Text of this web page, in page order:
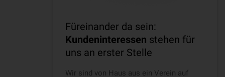
Füreinander da sein:
Kundeninteressen stehen für
uns an erster Stelle
Wir sind von Haus aus ein Verein auf